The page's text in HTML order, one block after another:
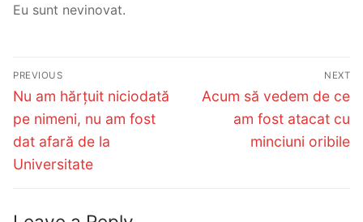
Eu sunt nevinovat.
Post
navigation
PREVIOUS
Previous
post:
Nu am hărțuit niciodată
pe nimeni, nu am fost
dat afară de la
Universitate
NEXT
Next
Acum să vedem de ce
am fost atacat cu
minciuni oribile